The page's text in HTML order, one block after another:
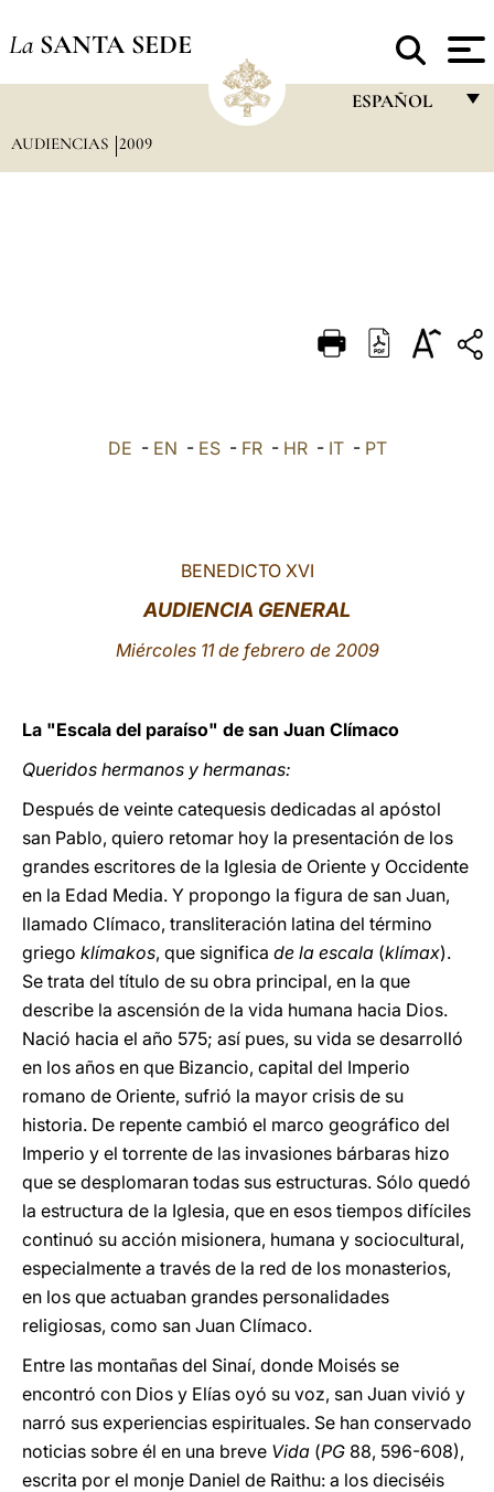
La SANTA SEDE
ESPAÑOL
DEUTSCH
العربيّة
AUDIENCIAS 2009
DE - EN - ES- FR- HR- IT- PT
BENEDICTO XVI
AUDIENCIA GENERAL
Miércoles 11 de febrero de 2009
La "Escala del paraíso" de san Juan Clímaco
Queridos hermanos y hermanas:
Después de veinte catequesis dedicadas al apóstol
san Pablo, quiero retomar hoy la presentación de los
grandes escritores de la Iglesia de Oriente y Occidente
en la Edad Media. Y propongo la figura de san Juan,
llamado Clímaco, transliteración latina del término
griego klímakos, que significa de la escala (klímax).
Se trata del título de su obra principal, en la que
describe la ascensión de la vida humana hacia Dios.
Nació hacia el año 575; así pues, su vida se desarrolló
en los años en que Bizancio, capital del Imperio
romano de Oriente, sufrió la mayor crisis de su
historia. De repente cambió el marco geográfico del
Imperio y el torrente de las invasiones bárbaras hizo
que se desplomaran todas sus estructuras. Sólo quedó
la estructura de la Iglesia, que en esos tiempos difíciles
continuó su acción misionera, humana y sociocultural,
especialmente a través de la red de los monasterios,
en los que actuaban grandes personalidades
religiosas, como san Juan Clímaco.
Entre las montañas del Sinaí, donde Moisés se
encontró con Dios y Elías oyó su voz, san Juan vivió y
narró sus experiencias espirituales. Se han conservado
noticias sobre él en una breve Vida (PG 88, 596-608),
escrita por el monje Daniel de Raithu: a los dieciséis